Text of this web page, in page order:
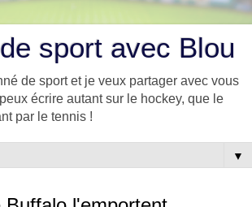
sport avec Blou
de sport et je veux partager avec vous
écrire autant sur le hockey, que le
par le tennis !
▼